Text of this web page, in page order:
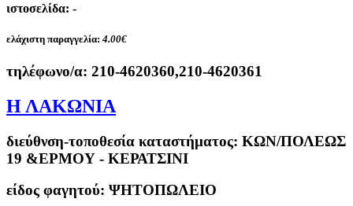
ιστοσελίδα: -
ελάχιστη παραγγελία: 4.00€
τηλέφωνο/α: 210-4620360,210-4620361
Η ΛΑΚΩΝΙΑ
διεύθνση-τοποθεσία καταστήματος: ΚΩΝ/ΠΟΛΕΩΣ
19 &ΕΡΜΟΥ - ΚΕΡΑΤΣΙΝΙ
είδος φαγητού: ΨΗΤΟΠΩΛΕΙΟ